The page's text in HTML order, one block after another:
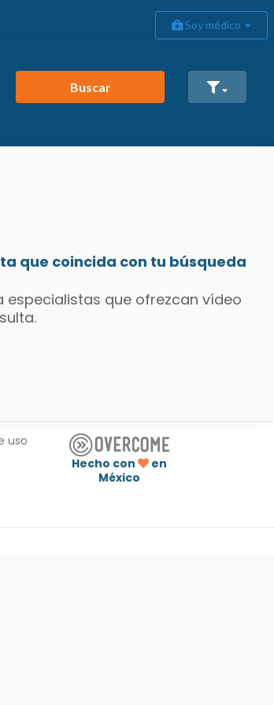
Soy médico
Buscar
que coincida con tu búsqueda
que ofrezcan vídeo
uso
Hecho con
en
México